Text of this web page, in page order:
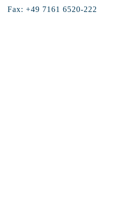
Fax: +49 7161 6520-222